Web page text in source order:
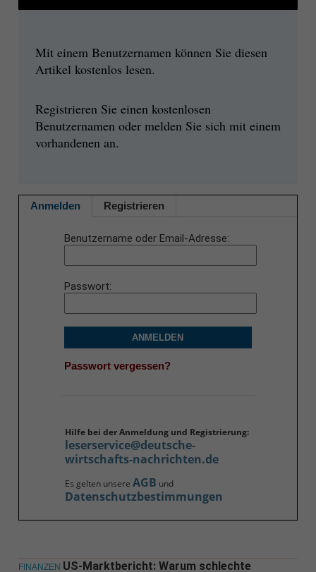
Mit einem Benutzernamen können Sie diesen
Artikel kostenlos lesen.
Registrieren Sie einen kostenlosen
Benutzernamen oder melden Sie sich mit einem
vorhandenen an.
Anmelden Registrieren
Benutzername oder Email-Adresse
Passwort
ANMELDEN
Passwort vergessen?
Hilfe bei der Anmeldung und Registrierung:
leserservice@deutsche-
wirtschafts-nachrichten.de
Es gelten unsere AGB und
Datenschutzbestimmungen
FINANZEN US-Marktbericht: Warum schlechte